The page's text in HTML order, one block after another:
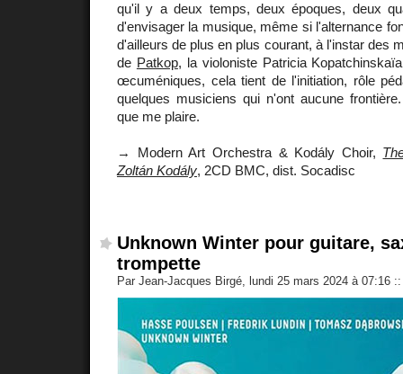
qu'il y a deux temps, deux époques, deux
d'envisager la musique, même si l'alternance
d'ailleurs de plus en plus courant, à l'instar des
de Patkop, la violoniste Patricia
œcuméniques, cela tient de l'initiation, rôle
quelques musiciens qui n'ont aucune
que me plaire.
→ Modern Art Orchestra & Kodály Choir,
Zoltán Kodály, 2CD BMC, dist. Socadisc
Unknown Winter pour guitare,
trompette
Par Jean-Jacques Birgé, lundi 25 mars 2024 à 07:16 ::